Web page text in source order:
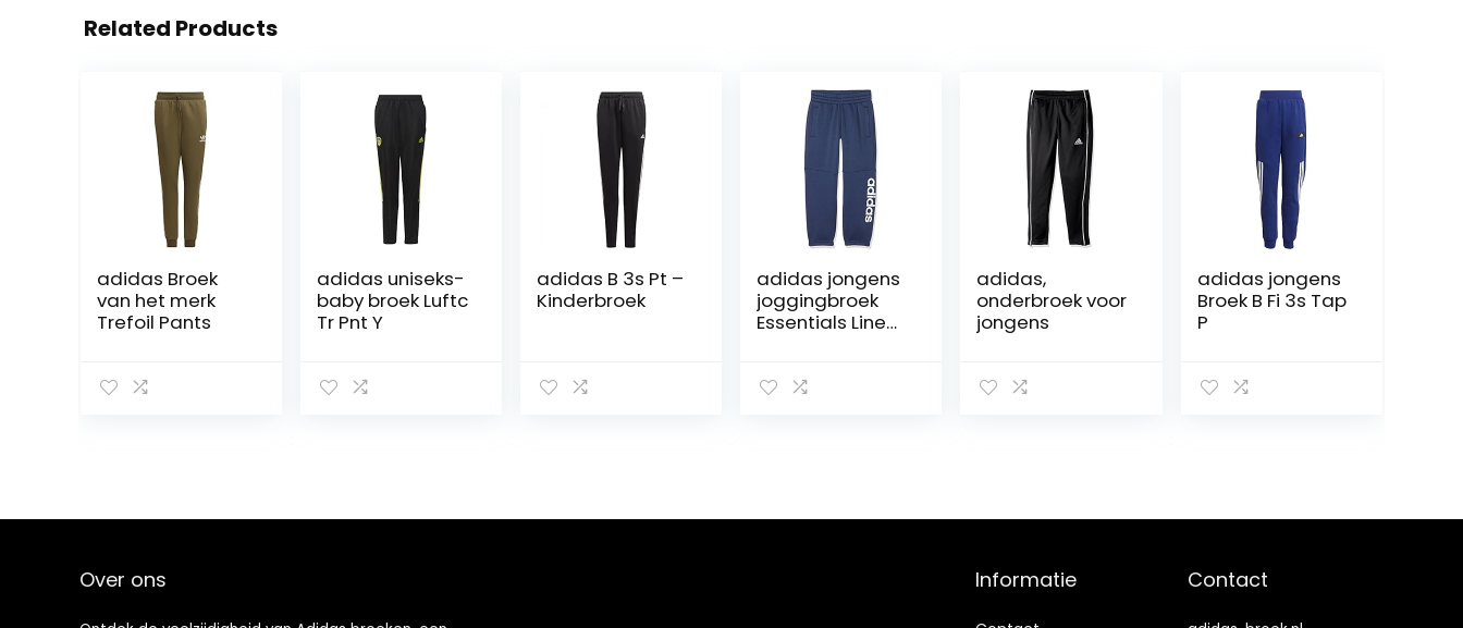
Related Products
adidas Broek
van het merk
Trefoil Pants
adidas uniseks-
baby broek Luftc
Tr Pnt Y
adidas B 3s Pt –
Kinderbroek
adidas jongens
joggingbroek
Essentials Linear
adidas,
onderbroek voor
jongens
adidas jongens
Broek B Fi 3s Tap
P
Over ons Informatie Contact